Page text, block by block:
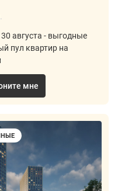
августа - выгодные
пул квартир на
мне